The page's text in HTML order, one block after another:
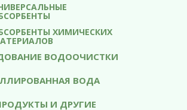
ХИМИЧЕСКИХ
ВОДООЧИСТКИ
ВОДА
И ДРУГИЕ